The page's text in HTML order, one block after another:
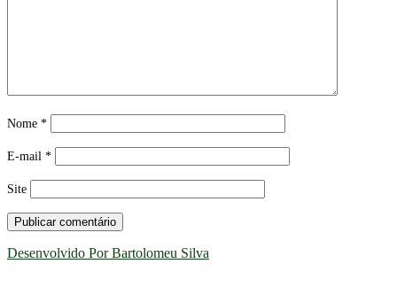
Nome *
E-mail *
Site
Desenvolvido Por Bartolomeu Silva